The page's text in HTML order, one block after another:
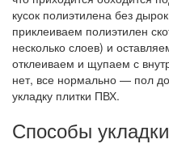
кусок полиэтилена без
приклеиваем полиэтилен
несколько слоев) и
отклеиваем и щупаем с
нет, все нормально — пол
укладку плитки ПВХ.
Способы